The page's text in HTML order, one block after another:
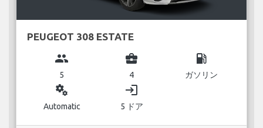
PEUGEOT 308 ESTATE
group
5
business_center
4
local_gas_station
ガソリン
miscellaneous_services
Automatic
login
5 ドア